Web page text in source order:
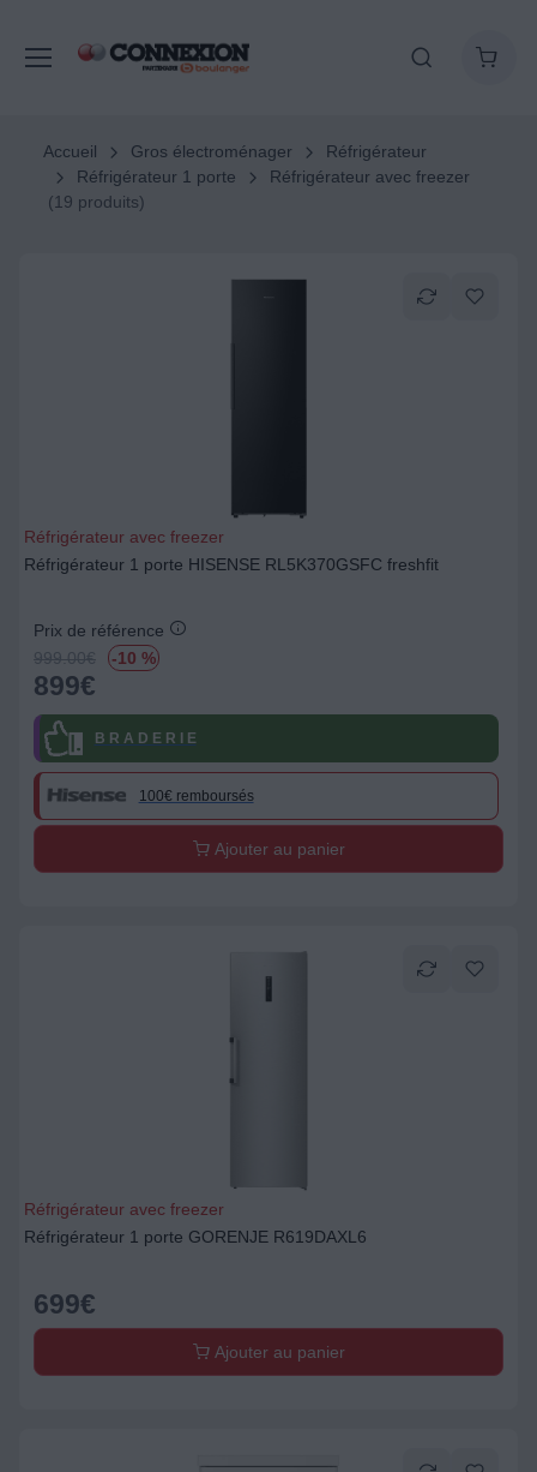
Accueil Gros électroménager
Réfrigérateur
Réfrigérateur 1 porte
Réfrigérateur avec freezer
(19 produits)
Réfrigérateur avec freezer
Réfrigérateur 1 porte HISENSE RL5K370GSFC freshfit
Prix de référence
999.00€ -10 %
899€
B R A D E R I E
100€ remboursés
Ajouter au panier
Réfrigérateur avec freezer
Réfrigérateur 1 porte GORENJE R619DAXL6
699€
Ajouter au panier